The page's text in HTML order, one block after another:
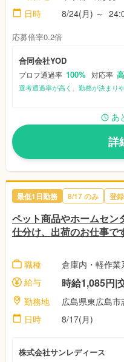
日時
8/24(月) ～
応募倍率0.2倍
合同会社YOD
プロフ通過率 100% 対応率 高
選考通過率が高く、勤務が決まり
あ
詳
最低1日勤務 8/17のみ 登
ペット商品やホームセン
仕分け、出荷のお仕事で
職種
倉庫内・軽作業
給与
時給1,085円|
勤務地
広島県東広島市
日時
8/17(月)
株式会社サンレディース